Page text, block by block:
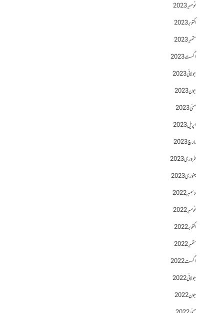
نومبر 2023
اکتوبر 2023
ستمبر 2023
اگست 2023
جولائی 2023
جون 2023
مئی 2023
اپریل 2023
مارچ 2023
فروری 2023
جنوری 2023
دسمبر 2022
نومبر 2022
اکتوبر 2022
ستمبر 2022
اگست 2022
جولائی 2022
جون 2022